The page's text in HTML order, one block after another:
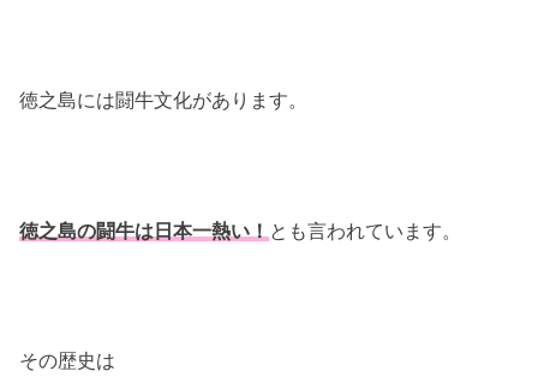
徳之島には闘牛文化があります。
徳之島の闘牛は日本一熱い！ とも言われています。
その歴史は